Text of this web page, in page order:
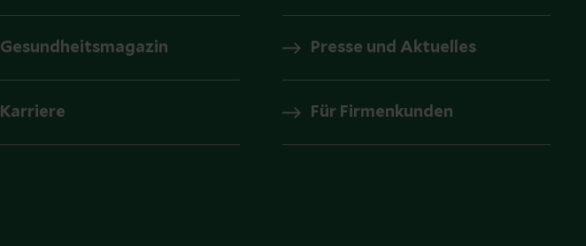
Gesundheitsmagazin Presse und Aktuelles
Karriere Für Firmenkunden